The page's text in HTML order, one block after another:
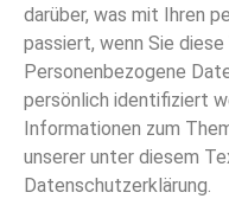
darüber, was mit Ihren
passiert, wenn Sie
Personenbezogene
persönlich identifiziert
Informationen zum
unserer unter diesem
Datenschutzerklärung.